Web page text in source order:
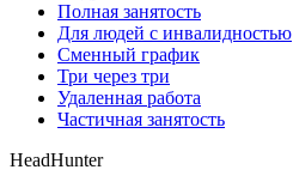
Полная занятость
Для людей с инвалидностью
Сменный график
Три через три
Удаленная работа
Частичная занятость
HeadHunter